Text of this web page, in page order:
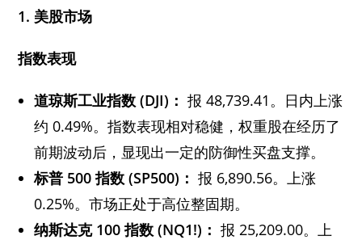
1. 美股市场
指数表现
道琼斯工业指数 (DJI)： 报 48,739.41。日内上涨
约 0.49%。指数表现相对稳健，权重股在经历了
前期波动后，显现出一定的防御性买盘支撑。
标普 500 指数 (SP500)： 报 6,890.56。上涨
0.25%。市场正处于高位整固期。
纳斯达克 100 指数 (NQ1!)： 报 25,209.00。上